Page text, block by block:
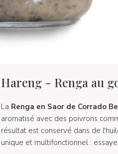
Hareng - Renga au
La Renga en Saor de Corrado
aromatisé avec des poivrons
résultat est conservé dans de
unique et multifonctionnel :